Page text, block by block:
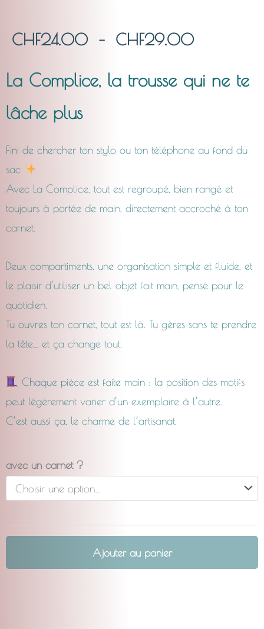
CHF24.00 – CHF29.00Plage
à
La Complice, la trousse qui ne te
lâche plus
Fini de chercher ton stylo ou ton téléphone au fond du
sac
Avec La Complice, tout est regroupé, bien rangé et
toujours à portée de main, directement accroché à ton
carnet.
Deux compartiments, une organisation simple et fluide, et
le plaisir d’utiliser un bel objet fait main, pensé pour le
quotidien.
Tu ouvres ton carnet, tout est là. Tu gères sans te prendre
la tête… et ça change tout.
Chaque pièce est faite main : la position des motifs
peut légèrement varier d’un exemplaire à l’autre.
C’est aussi ça, le charme de l’artisanat.
avec un carnet ?
de
La
Petit
Ajouter au panier